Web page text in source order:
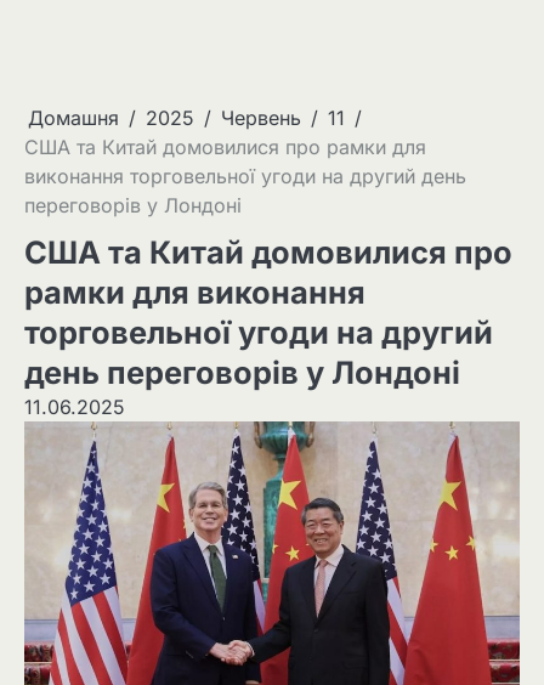
Домашня 2025 Червень
11
США та Китай домовилися про рамки для
виконання торговельної угоди на другий день
переговорів у Лондоні
США та Китай домовилися про
рамки для виконання
торговельної угоди на другий
день переговорів у Лондоні
11.06.2025